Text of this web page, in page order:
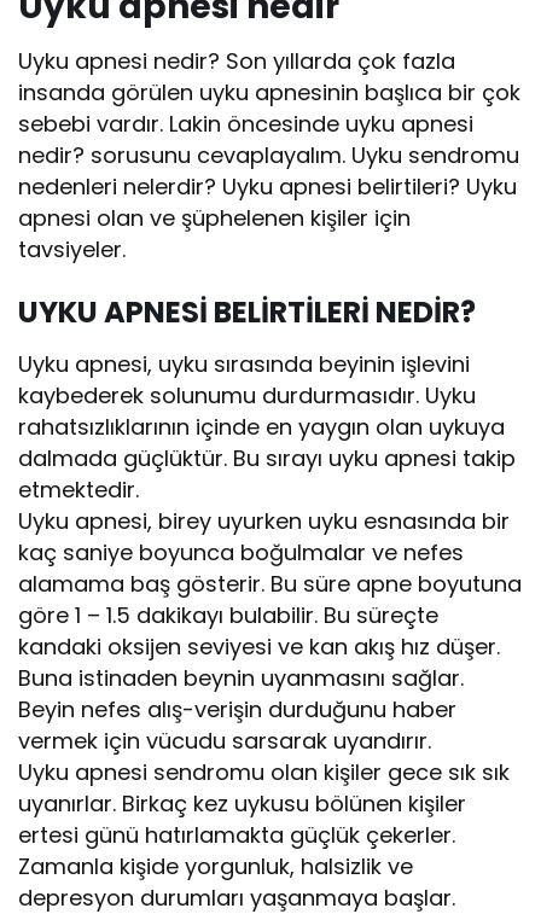
Uyku apnesi nedir? Son yıllarda çok fazla
insanda görülen uyku apnesinin başlıca bir çok
sebebi vardır. Lakin öncesinde uyku apnesi
nedir? sorusunu cevaplayalım. Uyku sendromu
nedenleri nelerdir? Uyku apnesi belirtileri? Uyku
apnesi olan ve şüphelenen kişiler için
tavsiyeler.
UYKU APNESİ BELİRTİLERİ NEDİR?
Uyku apnesi, uyku sırasında beyinin işlevini
kaybederek solunumu durdurmasıdır. Uyku
rahatsızlıklarının içinde en yaygın olan uykuya
dalmada güçlüktür. Bu sırayı uyku apnesi takip
etmektedir.
Uyku apnesi, birey uyurken uyku esnasında bir
kaç saniye boyunca boğulmalar ve nefes
alamama baş gösterir. Bu süre apne boyutuna
göre 1 – 1.5 dakikayı bulabilir. Bu süreçte
kandaki oksijen seviyesi ve kan akış hız düşer.
Buna istinaden beynin uyanmasını sağlar.
Beyin nefes alış-verişin durduğunu haber
vermek için vücudu sarsarak uyandırır.
Uyku apnesi sendromu olan kişiler gece sık sık
uyanırlar. Birkaç kez uykusu bölünen kişiler
ertesi günü hatırlamakta güçlük çekerler.
Zamanla kişide yorgunluk, halsizlik ve
depresyon durumları yaşanmaya başlar.